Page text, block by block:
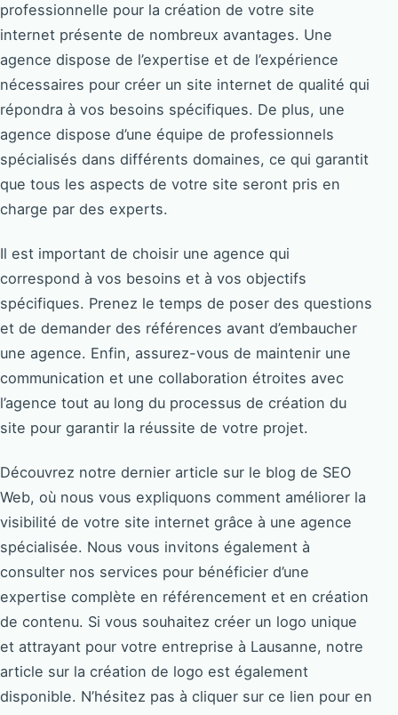
professionnelle pour la création de votre site
internet présente de nombreux avantages. Une
agence dispose de l’expertise et de l’expérience
nécessaires pour créer un site internet de qualité qui
répondra à vos besoins spécifiques. De plus, une
agence dispose d’une équipe de professionnels
spécialisés dans différents domaines, ce qui garantit
que tous les aspects de votre site seront pris en
charge par des experts.
Il est important de choisir une agence qui
correspond à vos besoins et à vos objectifs
spécifiques. Prenez le temps de poser des questions
et de demander des références avant d’embaucher
une agence. Enfin, assurez-vous de maintenir une
communication et une collaboration étroites avec
l’agence tout au long du processus de création du
site pour garantir la réussite de votre projet.
Découvrez notre dernier article sur le blog de SEO
Web, où nous vous expliquons comment améliorer la
visibilité de votre site internet grâce à une agence
spécialisée. Nous vous invitons également à
consulter nos services pour bénéficier d’une
expertise complète en référencement et en création
de contenu. Si vous souhaitez créer un logo unique
et attrayant pour votre entreprise à Lausanne, notre
article sur la création de logo est également
disponible. N’hésitez pas à cliquer sur ce lien pour en